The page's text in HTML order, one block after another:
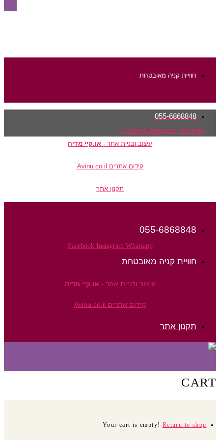
חוויית קניה מאובטחת
055-6868848
Facebook Instagram Whatsapp
עיצוב ובניית אתר -או.קיי מדיה
קידום אתרים Avinu.co.il
תקנון אתר
055-6868848
Facebook Instagram Whatsapp
חוויית קניה מאובטחת
עיצוב ובניית אתר -או.קיי מדיה
קידום אתרים Avinu.co.il
תקנון אתר
CART
Your cart is empty!Return to shop